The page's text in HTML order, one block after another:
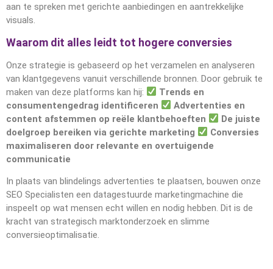
aan te spreken met gerichte aanbiedingen en aantrekkelijke
visuals.
Waarom dit alles leidt tot hogere conversies
Onze strategie is gebaseerd op het verzamelen en analyseren
van klantgegevens vanuit verschillende bronnen. Door gebruik te
maken van deze platforms kan hij:
Trends en
consumentengedrag identificeren
Advertenties en
content afstemmen op reële klantbehoeften
De juiste
doelgroep bereiken via gerichte marketing
Conversies
maximaliseren door relevante en overtuigende
communicatie
In plaats van blindelings advertenties te plaatsen, bouwen onze
SEO Specialisten een datagestuurde marketingmachine die
inspeelt op wat mensen echt willen en nodig hebben. Dit is de
kracht van strategisch marktonderzoek en slimme
conversieoptimalisatie.